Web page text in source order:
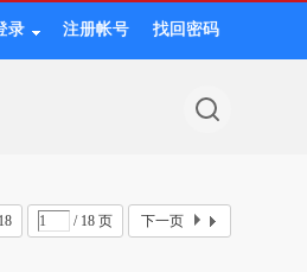
录 注册帐号 找回密码
/ 18 页 下一页